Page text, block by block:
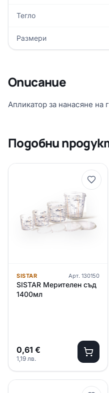
Тегло
Размери
Описание
Апликатор за нанасяне на
Подобни
SISTAR Арт. 130150
SISTAR Мерителен съд
1400мл
0,61 €
1,19 лв.